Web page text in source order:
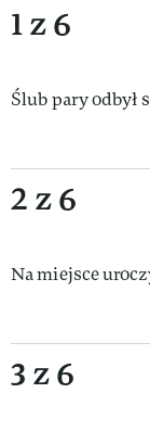
1 z 6
Ślub pary odbył
2 z 6
Na miejsce
3 z 6